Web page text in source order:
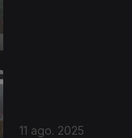
11 ago. 2025